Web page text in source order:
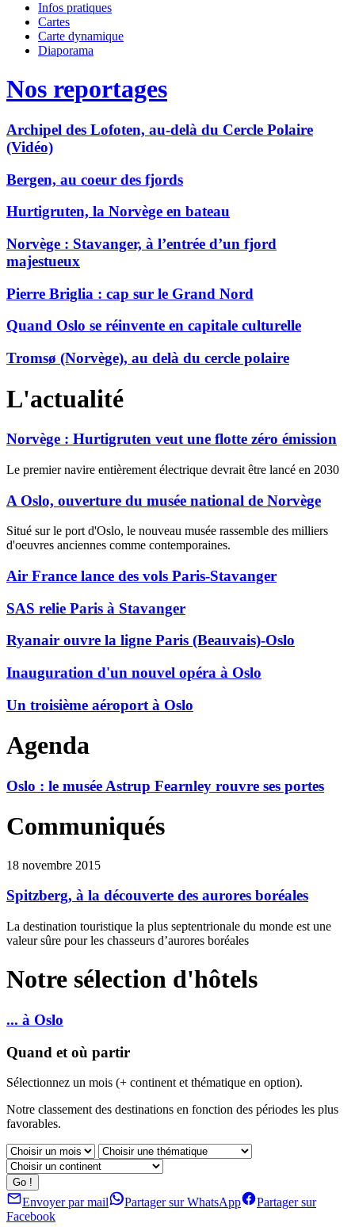
Infos pratiques
Cartes
Carte dynamique
Diaporama
Nos reportages
Archipel des Lofoten, au-delà du Cercle Polaire
(Vidéo)
Bergen, au coeur des fjords
Hurtigruten, la Norvège en bateau
Norvège : Stavanger, à l’entrée d’un fjord
majestueux
Pierre Briglia : cap sur le Grand Nord
Quand Oslo se réinvente en capitale culturelle
Tromsø (Norvège), au delà du cercle polaire
L'actualité
Norvège : Hurtigruten veut une flotte zéro émission
Le premier navire entièrement électrique devrait être lancé en 2030
A Oslo, ouverture du musée national de Norvège
Situé sur le port d'Oslo, le nouveau musée rassemble des milliers
d'oeuvres anciennes comme contemporaines.
Air France lance des vols Paris-Stavanger
SAS relie Paris à Stavanger
Ryanair ouvre la ligne Paris (Beauvais)-Oslo
Inauguration d'un nouvel opéra à Oslo
Un troisième aéroport à Oslo
Agenda
Oslo : le musée Astrup Fearnley rouvre ses portes
Communiqués
18 novembre 2015
Spitzberg, à la découverte des aurores boréales
La destination touristique la plus septentrionale du monde est une
valeur sûre pour les chasseurs d’aurores boréales
Notre sélection d'hôtels
... à Oslo
Quand et où partir
Sélectionnez un mois (+ continent et thématique en option).
Notre classement des destinations en fonction des périodes les plus
favorables.
Envoyer par mail Partager sur WhatsApp
Partager sur
Facebook